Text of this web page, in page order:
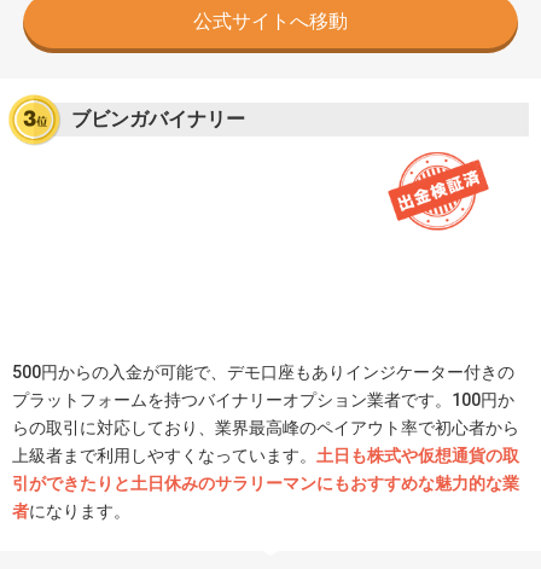
公式サイトへ移動
ブビンガバイナリー
500円からの入金が可能で、デモ口座もありインジケーター付きの
プラットフォームを持つバイナリーオプション業者です。100円か
らの取引に対応しており、業界最高峰のペイアウト率で初心者から
上級者まで利用しやすくなっています。 土日も株式や仮想通貨の取
引ができたりと土日休みのサラリーマンにもおすすめな魅力的な業
者になります。